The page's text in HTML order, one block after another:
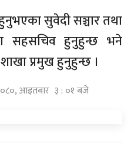
सुवेदी सञ्चार तथा
सहसचिव हुनुहुन्छ भने
प्रमुख हुनुहुन्छ ।
आइतबार ३ : ०१ बजे